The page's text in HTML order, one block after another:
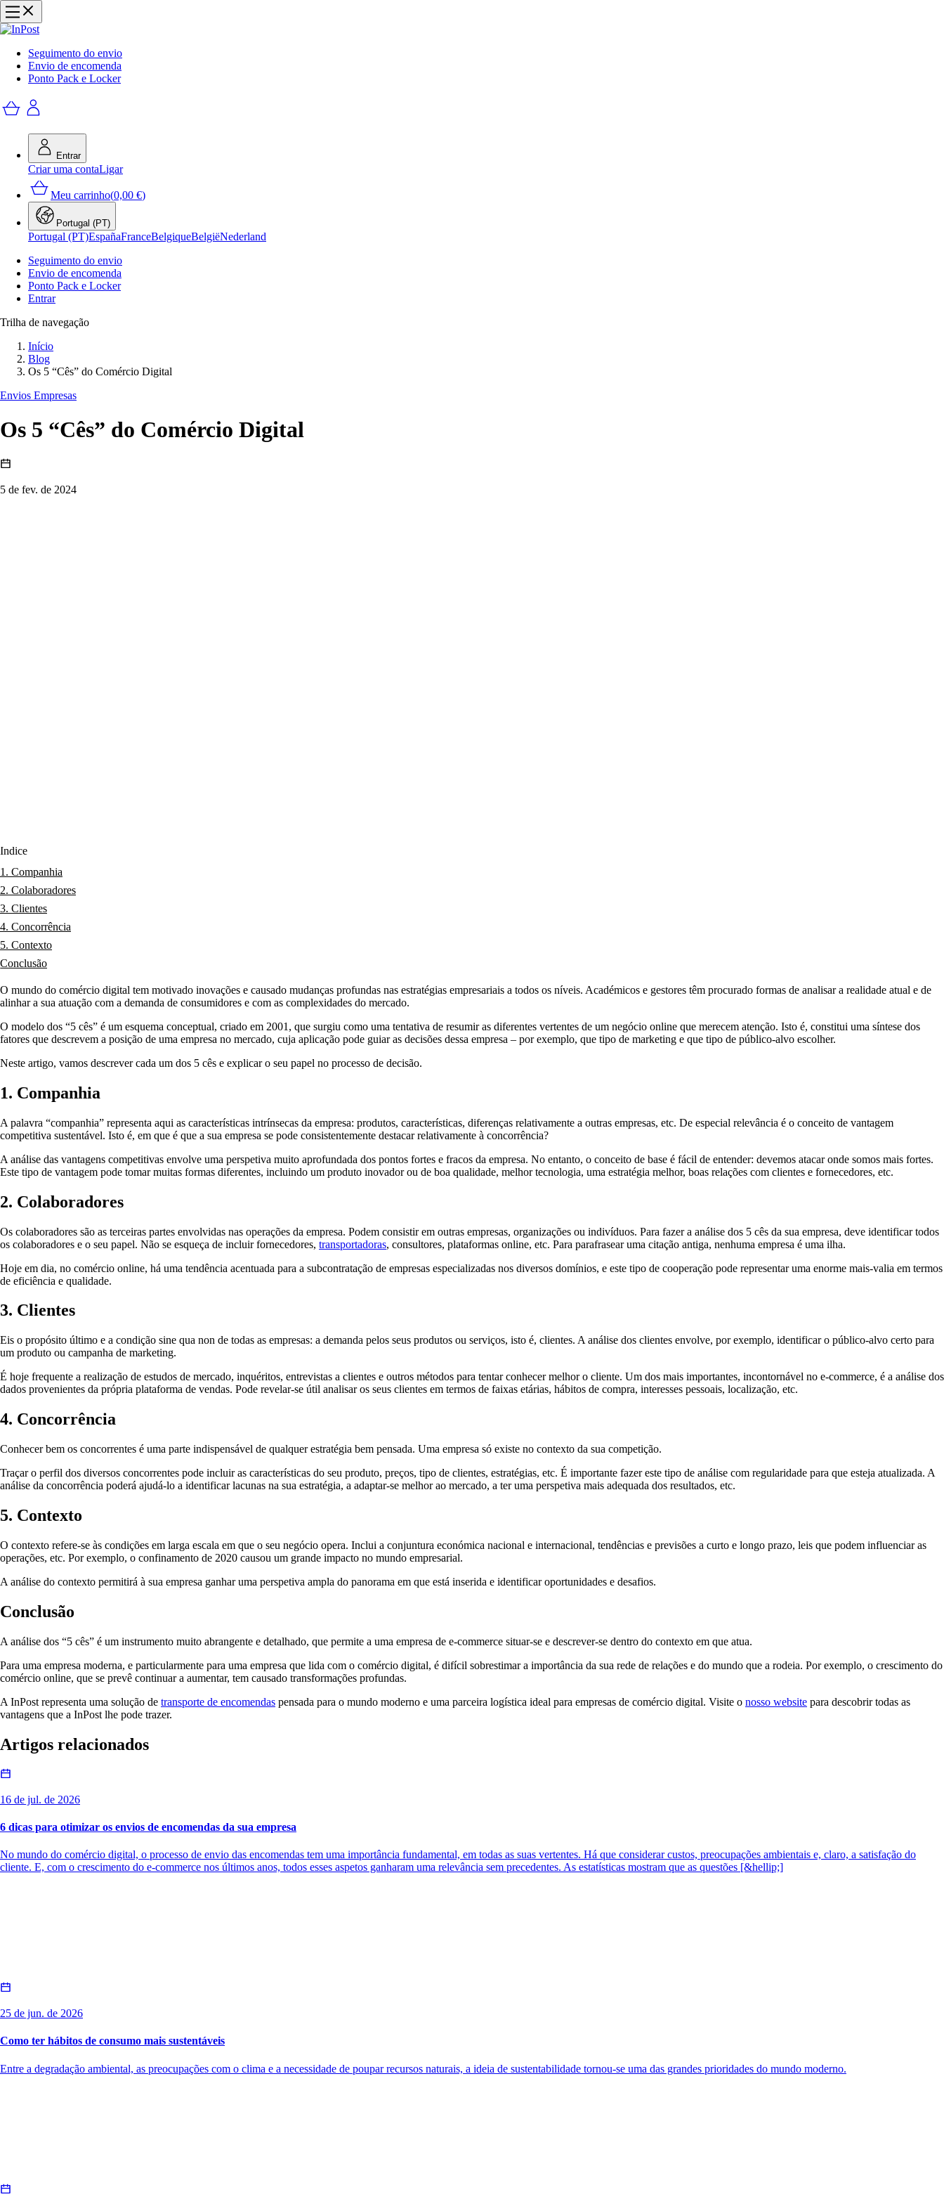
Seguimento do envio
Envio de encomenda
Ponto Pack e Locker
Entrar
Criar uma contaLigar
Meu carrinho(0,00 €)
Portugal (PT)
Portugal (PT)EspañaFranceBelgiqueBelgiëNederland
Seguimento do envio
Envio de encomenda
Ponto Pack e Locker
Entrar
Trilha de navegação
Início
Blog
Os 5 “Cês” do Comércio Digital
Envios Empresas
Os 5 “Cês” do Comércio Digital
5 de fev. de 2024
Índice
1. Companhia
2. Colaboradores
3. Clientes
4. Concorrência
5. Contexto
Conclusão
O mundo do comércio digital tem motivado inovações e causado mudanças profundas nas estratégias empresariais a todos os níveis. Académicos e gestores têm procurado formas de analisar a realidade atual e de
alinhar a sua atuação com a demanda de consumidores e com as complexidades do mercado.
O modelo dos “5 cês” é um esquema conceptual, criado em 2001, que surgiu como uma tentativa de resumir as diferentes vertentes de um negócio online que merecem atenção. Isto é, constitui uma síntese dos
fatores que descrevem a posição de uma empresa no mercado, cuja aplicação pode guiar as decisões dessa empresa – por exemplo, que tipo de marketing e que tipo de público-alvo escolher.
Neste artigo, vamos descrever cada um dos 5 cês e explicar o seu papel no processo de decisão.
1. Companhia
A palavra “companhia” representa aqui as características intrínsecas da empresa: produtos, características, diferenças relativamente a outras empresas, etc. De especial relevância é o conceito de vantagem
competitiva sustentável. Isto é, em que é que a sua empresa se pode consistentemente destacar relativamente à concorrência?
A análise das vantagens competitivas envolve uma perspetiva muito aprofundada dos pontos fortes e fracos da empresa. No entanto, o conceito de base é fácil de entender: devemos atacar onde somos mais fortes.
Este tipo de vantagem pode tomar muitas formas diferentes, incluindo um produto inovador ou de boa qualidade, melhor tecnologia, uma estratégia melhor, boas relações com clientes e fornecedores, etc.
2. Colaboradores
Os colaboradores são as terceiras partes envolvidas nas operações da empresa. Podem consistir em outras empresas, organizações ou indivíduos. Para fazer a análise dos 5 cês da sua empresa, deve identificar todos
os colaboradores e o seu papel. Não se esqueça de incluir fornecedores, transportadoras, consultores, plataformas online, etc. Para parafrasear uma citação antiga, nenhuma empresa é uma ilha.
Hoje em dia, no comércio online, há uma tendência acentuada para a subcontratação de empresas especializadas nos diversos domínios, e este tipo de cooperação pode representar uma enorme mais-valia em termos
de eficiência e qualidade.
3. Clientes
Eis o propósito último e a condição sine qua non de todas as empresas: a demanda pelos seus produtos ou serviços, isto é, clientes. A análise dos clientes envolve, por exemplo, identificar o público-alvo certo para
um produto ou campanha de marketing.
É hoje frequente a realização de estudos de mercado, inquéritos, entrevistas a clientes e outros métodos para tentar conhecer melhor o cliente. Um dos mais importantes, incontornável no e-commerce, é a análise dos
dados provenientes da própria plataforma de vendas. Pode revelar-se útil analisar os seus clientes em termos de faixas etárias, hábitos de compra, interesses pessoais, localização, etc.
4. Concorrência
Conhecer bem os concorrentes é uma parte indispensável de qualquer estratégia bem pensada. Uma empresa só existe no contexto da sua competição.
Traçar o perfil dos diversos concorrentes pode incluir as características do seu produto, preços, tipo de clientes, estratégias, etc. É importante fazer este tipo de análise com regularidade para que esteja atualizada. A
análise da concorrência poderá ajudá-lo a identificar lacunas na sua estratégia, a adaptar-se melhor ao mercado, a ter uma perspetiva mais adequada dos resultados, etc.
5. Contexto
O contexto refere-se às condições em larga escala em que o seu negócio opera. Inclui a conjuntura económica nacional e internacional, tendências e previsões a curto e longo prazo, leis que podem influenciar as
operações, etc. Por exemplo, o confinamento de 2020 causou um grande impacto no mundo empresarial.
A análise do contexto permitirá à sua empresa ganhar uma perspetiva ampla do panorama em que está inserida e identificar oportunidades e desafios.
Conclusão
A análise dos “5 cês” é um instrumento muito abrangente e detalhado, que permite a uma empresa de e-commerce situar-se e descrever-se dentro do contexto em que atua.
Para uma empresa moderna, e particularmente para uma empresa que lida com o comércio digital, é difícil sobrestimar a importância da sua rede de relações e do mundo que a rodeia. Por exemplo, o crescimento do
comércio online, que se prevê continuar a aumentar, tem causado transformações profundas.
A InPost representa uma solução de transporte de encomendas pensada para o mundo moderno e uma parceira logística ideal para empresas de comércio digital. Visite o nosso website para descobrir todas as
vantagens que a InPost lhe pode trazer.
Artigos relacionados
16 de jul. de 2026
6 dicas para otimizar os envios de encomendas da sua empresa
No mundo do comércio digital, o processo de envio das encomendas tem uma importância fundamental, em todas as suas vertentes. Há que considerar custos, preocupações ambientais e, claro, a satisfação do
cliente. E, com o crescimento do e-commerce nos últimos anos, todos esses aspetos ganharam uma relevância sem precedentes. As estatísticas mostram que as questões [&hellip;]
25 de jun. de 2026
Como ter hábitos de consumo mais sustentáveis
Entre a degradação ambiental, as preocupações com o clima e a necessidade de poupar recursos naturais, a ideia de sustentabilidade tornou-se uma das grandes prioridades do mundo moderno.